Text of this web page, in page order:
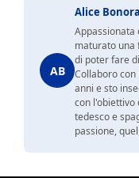
AB
Alice Bonora
Appassionata
maturato una
di poter fare
Collaboro con
anni e sto
con l'obiettivo
tedesco e
passione,